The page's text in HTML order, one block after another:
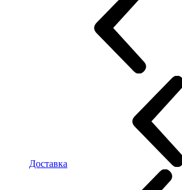
Доставка